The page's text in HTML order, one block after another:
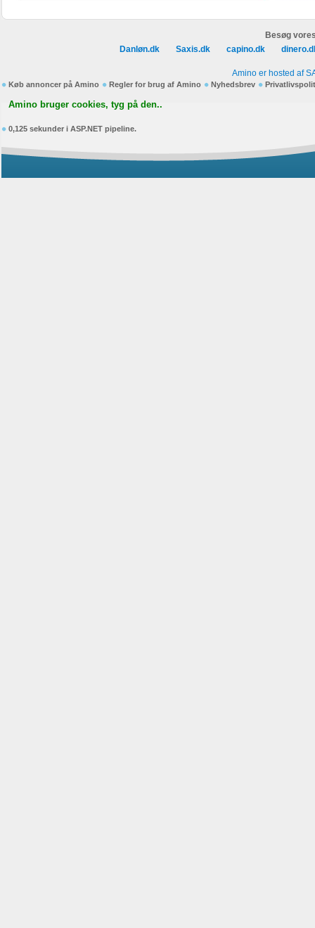
Besøg
Danløn.dk
Saxis.dk capino.dk
Amino er hosted af
Køb annoncer på Amino Regler for brug af Amino Nyhedsbrev
Amino bruger cookies, tyg på den..
0,125 sekunder i ASP.NET pipeline.